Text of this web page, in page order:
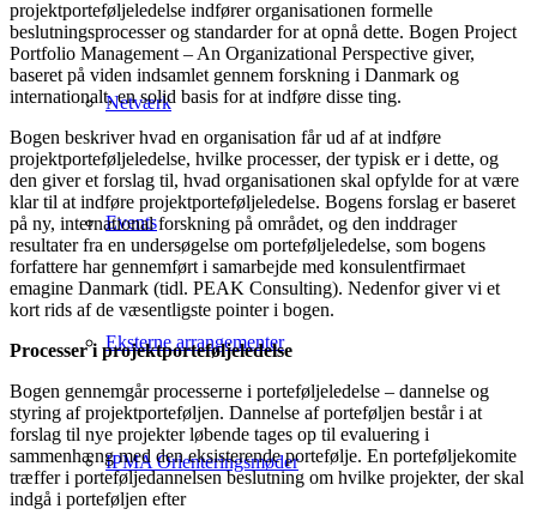
Netværk
Events
Eksterne arrangementer
IPMA Orienteringsmøder
projektporteføljeledelse indfører organisationen formelle
beslutningsprocesser og standarder for at opnå dette. Bogen Project
Portfolio Management – An Organizational Perspective giver,
baseret på viden indsamlet gennem forskning i Danmark og
internationalt, en solid basis for at indføre disse ting.
Bogen beskriver hvad en organisation får ud af at indføre
projektporteføljeledelse, hvilke processer, der typisk er i dette, og
den giver et forslag til, hvad organisationen skal opfylde for at være
klar til at indføre projektporteføljeledelse. Bogens forslag er baseret
på ny, international forskning på området, og den inddrager
resultater fra en undersøgelse om porteføljeledelse, som bogens
forfattere har gennemført i samarbejde med konsulentfirmaet
emagine Danmark (tidl. PEAK Consulting). Nedenfor giver vi et
kort rids af de væsentligste pointer i bogen.
Processer i projektporteføljeledelse
Bogen gennemgår processerne i porteføljeledelse – dannelse og
styring af projektporteføljen. Dannelse af porteføljen består i at
forslag til nye projekter løbende tages op til evaluering i
sammenhæng med den eksisterende portefølje. En porteføljekomite
træffer i porteføljedannelsen beslutning om hvilke projekter, der skal
indgå i porteføljen efter